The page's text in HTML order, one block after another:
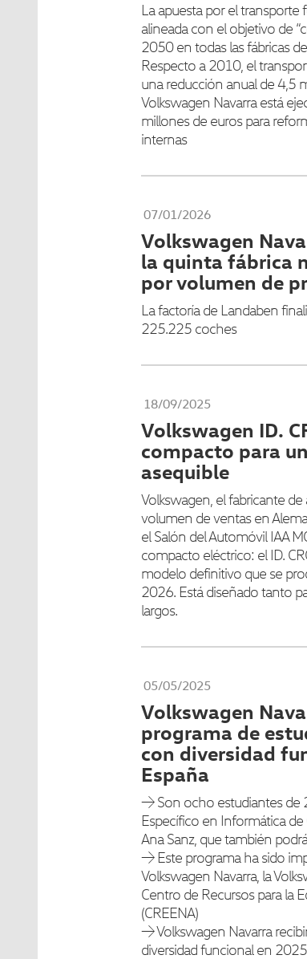
La apuesta por el transporte
alineada con el objetivo de
2050 en todas las fábricas
Respecto a 2010, el
una reducción anual de 4,5
Volkswagen Navarra está
millones de euros para
internas
07/01/2026
Volkswagen
la quinta fábrica
por volumen de
La factoría de Landaben
225.225 coches
18/09/2025
Volkswagen ID.
compacto para
asequible
Volkswagen, el fabricante
volumen de ventas en
el Salón del Automóvil IAA
compacto eléctrico: el ID.
modelo definitivo que se
2026. Está diseñado tanto
largos.
05/05/2025
Volkswagen
programa de
con diversidad
España
→ Son ocho estudiantes de
Específico en Informática
Ana Sanz, que también
→ Este programa ha sido
Volkswagen Navarra, la
Centro de Recursos para la
(CREENA)
→ Volkswagen Navarra
diversidad funcional en